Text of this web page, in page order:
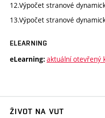
12.Výpočet stranové
13.Výpočet stranové
ELEARNING
eLearning: aktuální otevřený
ŽIVOT NA VUT